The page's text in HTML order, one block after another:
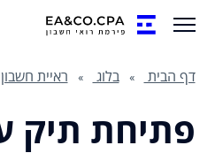
דף הבית בלוג ראיית חשבון
פתיחת תיק